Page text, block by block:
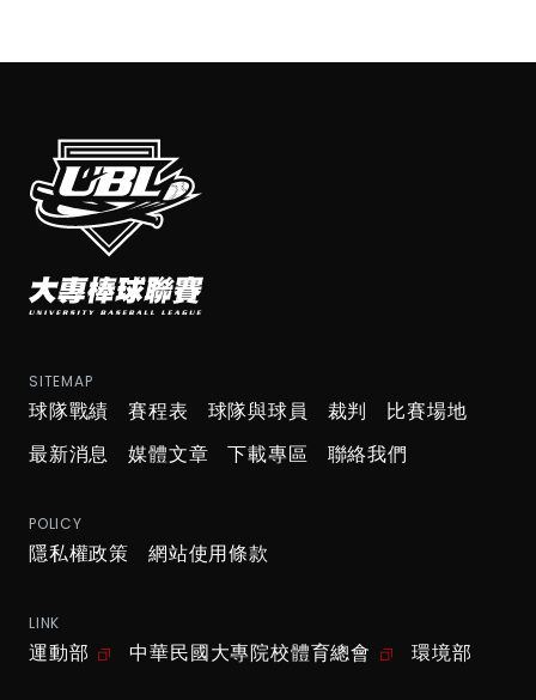
SITEMAP
球隊戰績 賽程表 球隊與球員 裁判
比賽場地
最新消息
媒體文章 下載專區 聯絡我們
POLICY
隱私權政策 網站使用條款
LINK
運動部 中華民國大專院校體育總會 環境部